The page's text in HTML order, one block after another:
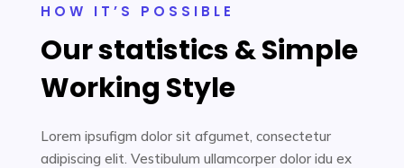
HOW IT’S POSSIBLE
Our statistics & Simple
Working Style
Lorem ipsufigm dolor sit afgumet, consectetur
adipiscing elit. Vestibulum ullamcorper dolor idu ex